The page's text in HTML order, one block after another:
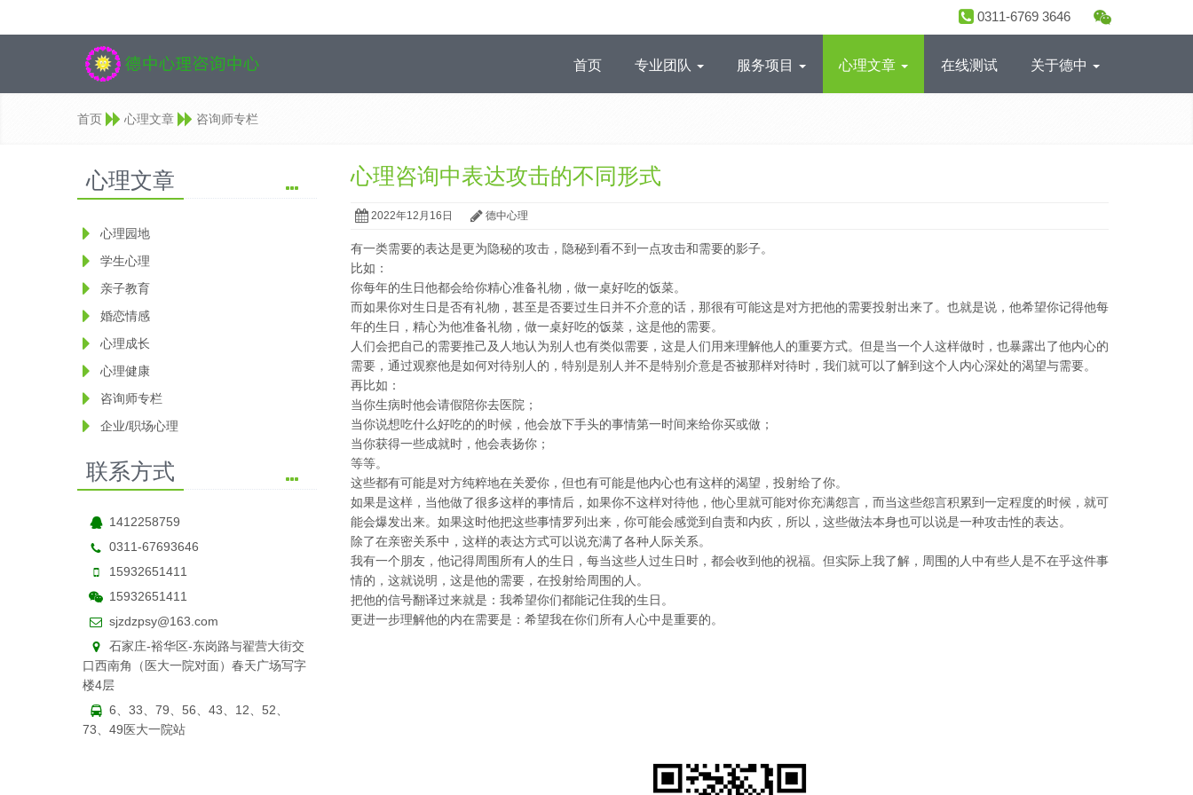
0311-6769 3646
首页 专业团队 服务项目 心理文章 在线测试 关于德中
首页 心理文章 咨询师专栏
心理文章
心理园地
学生心理
亲子教育
婚恋情感
心理成长
心理健康
咨询师专栏
企业/职场心理
联系方式
1412258759
0311-67693646
15932651411
15932651411
sjzdzpsy@163.com
石家庄-裕华区-东岗路与翟营大街交
口西南角（医大一院对面）春天广场写字
楼4层
6、33、79、56、43、12、52、
73、49医大一院站
心理咨询中表达攻击的不同形式
2022年12月16日 德中心理
有一类需要的表达是更为隐秘的攻击，隐秘到看不到一点攻击和需要的影子。
比如：
你每年的生日他都会给你精心准备礼物，做一桌好吃的饭菜。
而如果你对生日是否有礼物，甚至是否要过生日并不介意的话，那很有可能这是对方把他的需要投射出来了。也就是说，他希望你记得他每
年的生日，精心为他准备礼物，做一桌好吃的饭菜，这是他的需要。
人们会把自己的需要推己及人地认为别人也有类似需要，这是人们用来理解他人的重要方式。但是当一个人这样做时，也暴露出了他内心的
需要，通过观察他是如何对待别人的，特别是别人并不是特别介意是否被那样对待时，我们就可以了解到这个人内心深处的渴望与需要。
再比如：
当你生病时他会请假陪你去医院；
当你说想吃什么好吃的的时候，他会放下手头的事情第一时间来给你买或做；
当你获得一些成就时，他会表扬你；
等等。
这些都有可能是对方纯粹地在关爱你，但也有可能是他内心也有这样的渴望，投射给了你。
如果是这样，当他做了很多这样的事情后，如果你不这样对待他，他心里就可能对你充满怨言，而当这些怨言积累到一定程度的时候，就可
能会爆发出来。如果这时他把这些事情罗列出来，你可能会感觉到自责和内疚，所以，这些做法本身也可以说是一种攻击性的表达。
除了在亲密关系中，这样的表达方式可以说充满了各种人际关系。
我有一个朋友，他记得周围所有人的生日，每当这些人过生日时，都会收到他的祝福。但实际上我了解，周围的人中有些人是不在乎这件事
情的，这就说明，这是他的需要，在投射给周围的人。
把他的信号翻译过来就是：我希望你们都能记住我的生日。
更进一步理解他的内在需要是：希望我在你们所有人心中是重要的。